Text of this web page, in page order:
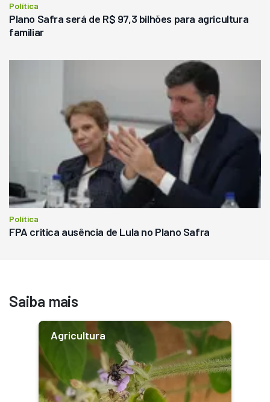
Política
Plano Safra será de R$ 97,3 bilhões para agricultura
familiar
Política
FPA critica ausência de Lula no Plano Safra
Saiba mais
Agricultura